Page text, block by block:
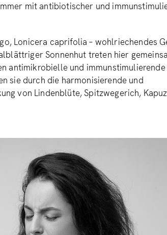
mit antibiotischer und
Lonicera caprifolia – wohlriechendes
Sonnenhut treten hier
antimikrobielle und
sie durch die harmonisierende und
von Lindenblüte, Spitzwegerich,